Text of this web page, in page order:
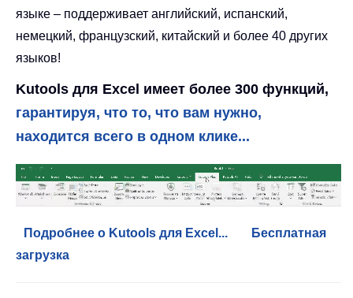
языке – поддерживает английский, испанский,
немецкий, французский, китайский и более 40 других
языков!
Kutools для Excel имеет более 300 функций,
гарантируя, что то, что вам нужно,
находится всего в одном клике...
Подробнее о Kutools для Excel...
Бесплатная
загрузка